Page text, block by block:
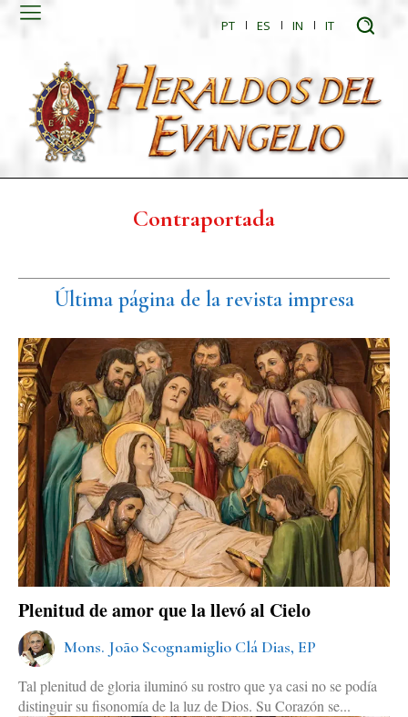
PT ES IN IT
Contraportada
Última página de la revista impresa
Plenitud de amor que la llevó al Cielo
Mons. João Scognamiglio Clá Dias, EP
Tal plenitud de gloria iluminó su rostro que ya casi no se podía
distinguir su fisonomía de la luz de Dios. Su Corazón se...